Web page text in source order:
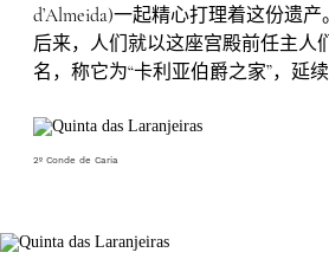
d’Almeida)一起精心打理着这份遗产。
后来，人们就以这座宫殿前任主人
名，称它为“卡利亚伯爵之家”，延
2º Conde de Caria